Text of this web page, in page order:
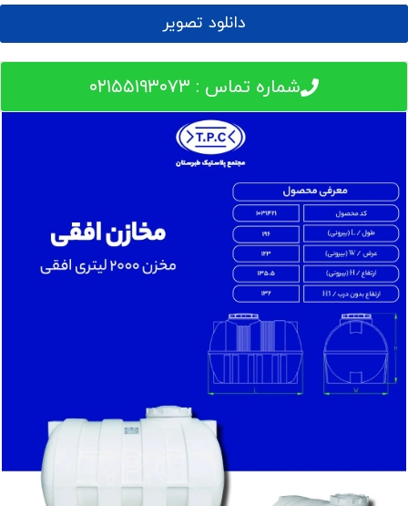
دانلود تصویر
شماره تماس : ۰۲۱۵۵۱۹۳۰۷۳